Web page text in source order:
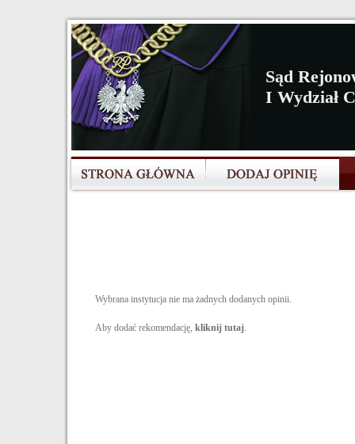
Sąd
I Wydział
Wybrana instytucja nie ma żadnych dodanych opinii.
Aby dodać rekomendację, kliknij tutaj.